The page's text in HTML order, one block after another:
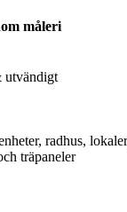
måleri
utvändigt
radhus,
träpaneler